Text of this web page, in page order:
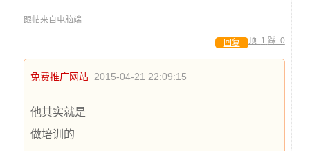
跟帖来自电脑端
顶: 1 踩: 0
回复
免费推广网站 2015-04-21 22:09:15
他其实就是
做培训的